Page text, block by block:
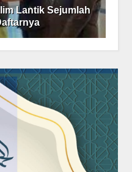
Lantik Sejumlah